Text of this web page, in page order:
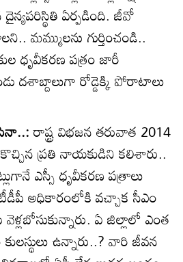
ఏర్పడింది. జీవో
మమ్ములను గుర్తించండి..
ధృవీకరణ పత్రం జారీ
దశాబ్దాలుగా రోడ్డెక్కి పోరాటాలు
రాష్ట్ర విభజన తరువాత 2014
ప్రతి నాయకుడిని కలిశారు..
ఎస్సీ ధృవీకరణ పత్రాలు
అధికారంలోకి వచ్చాక సీఎం
ఏ జిల్లాలో ఎంత
ఉన్నారు..? వారి జీవన